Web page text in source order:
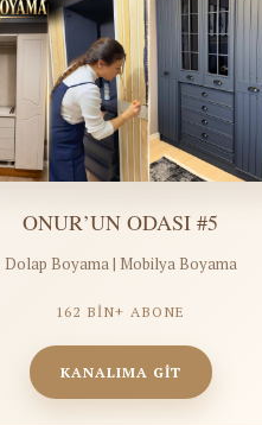
ONUR’UN ODASI #5
Dolap Boyama | Mobilya Boyama
162 BİN+ ABONE
KANALIMA GİT